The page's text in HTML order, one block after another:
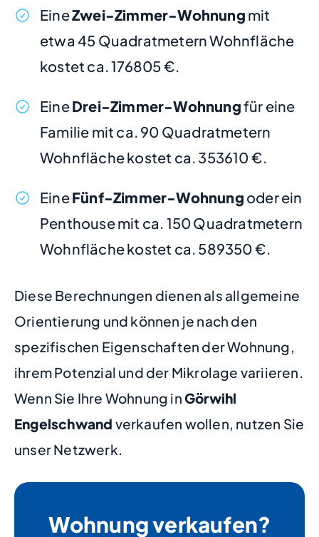
EineZwei-Zimmer-Wohnung mit
etwa 45 Quadratmetern Wohnfläche
kostet ca. 176805 €.
EineDrei-Zimmer-Wohnungfür eine
Familie mit ca. 90 Quadratmetern
Wohnfläche kostet ca. 353610 €.
EineFünf-Zimmer-Wohnung oder ein
Penthouse mit ca. 150 Quadratmetern
Wohnfläche kostet ca. 589350 €.
Diese Berechnungen dienen als allgemeine
Orientierung und können je nach den
spezifischen Eigenschaften der Wohnung,
ihrem Potenzial und der Mikrolage variieren.
Wenn Sie Ihre Wohnung inGörwihl
Engelschwand verkaufen wollen, nutzen Sie
unser Netzwerk.
Wohnung verkaufen?